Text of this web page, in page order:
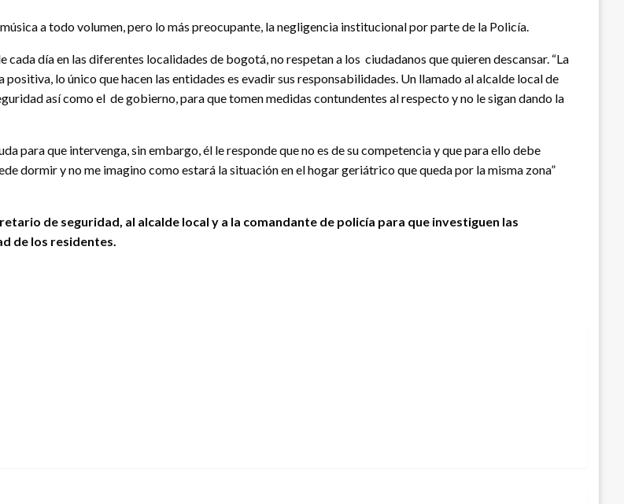
a todo volumen, pero lo más preocupante, la negligencia institucional por parte de la Policía.
día en las diferentes localidades de bogotá, no respetan a los ciudadanos que quieren descansar. “La
lo único que hacen las entidades es evadir sus responsabilidades. Un llamado al alcalde local de
así como el de gobierno, para que tomen medidas contundentes al respecto y no le sigan dando la
para que intervenga, sin embargo, él le responde que no es de su competencia y que para ello debe
dormir y no me imagino como estará la situación en el hogar geriátrico que queda por la misma zona”
de seguridad, al alcalde local y a la comandante de policía para que investiguen las
de los residentes.